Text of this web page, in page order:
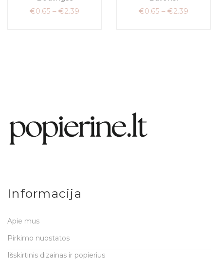
€0.65 – €2.39
€0.65 – €2.39
Informacija
Apie mus
Pirkimo nuostatos
Išskirtinis dizainas ir popierius